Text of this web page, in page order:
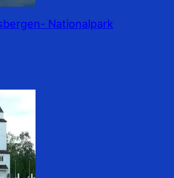
Nationalpark